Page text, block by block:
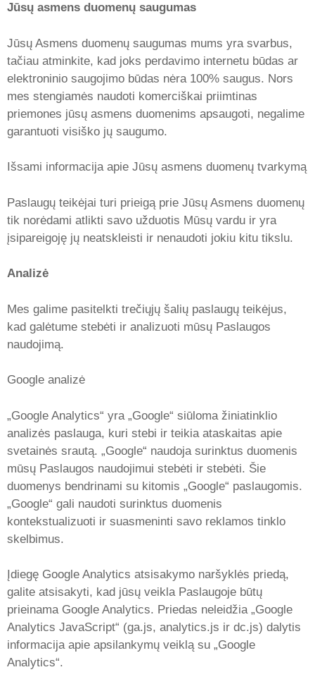
Jūsų asmens duomenų saugumas
Jūsų Asmens duomenų saugumas mums yra svarbus,
tačiau atminkite, kad joks perdavimo internetu būdas ar
elektroninio saugojimo būdas nėra 100% saugus. Nors
mes stengiamės naudoti komerciškai priimtinas
priemones jūsų asmens duomenims apsaugoti, negalime
garantuoti visiško jų saugumo.
Išsami informacija apie Jūsų asmens duomenų tvarkymą
Paslaugų teikėjai turi prieigą prie Jūsų Asmens duomenų
tik norėdami atlikti savo užduotis Mūsų vardu ir yra
įsipareigoję jų neatskleisti ir nenaudoti jokiu kitu tikslu.
Analizė
Mes galime pasitelkti trečiųjų šalių paslaugų teikėjus,
kad galėtume stebėti ir analizuoti mūsų Paslaugos
naudojimą.
Google analizė
„Google Analytics“ yra „Google“ siūloma žiniatinklio
analizės paslauga, kuri stebi ir teikia ataskaitas apie
svetainės srautą. „Google“ naudoja surinktus duomenis
mūsų Paslaugos naudojimui stebėti ir stebėti. Šie
duomenys bendrinami su kitomis „Google“ paslaugomis.
„Google“ gali naudoti surinktus duomenis
kontekstualizuoti ir suasmeninti savo reklamos tinklo
skelbimus.
Įdiegę Google Analytics atsisakymo naršyklės priedą,
galite atsisakyti, kad jūsų veikla Paslaugoje būtų
prieinama Google Analytics. Priedas neleidžia „Google
Analytics JavaScript“ (ga.js, analytics.js ir dc.js) dalytis
informacija apie apsilankymų veiklą su „Google
Analytics“.